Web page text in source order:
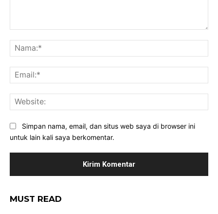
Simpan nama, email, dan situs web saya di browser ini
untuk lain kali saya berkomentar.
MUST READ